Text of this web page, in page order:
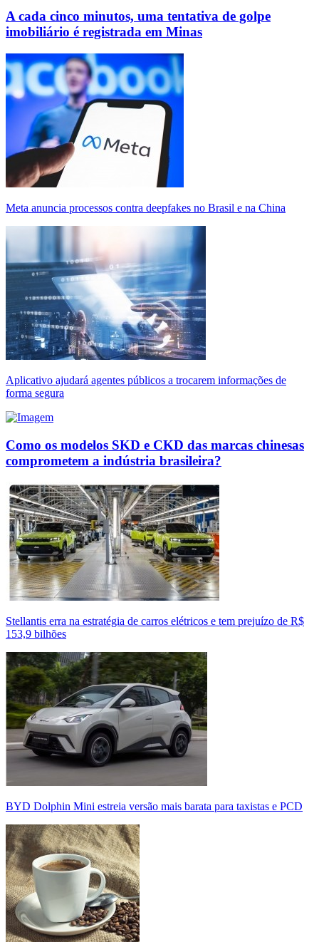
A cada cinco minutos, uma tentativa de golpe
imobiliário é registrada em Minas
Meta anuncia processos contra deepfakes no Brasil e na China
Aplicativo ajudará agentes públicos a trocarem informações de
forma segura
Como os modelos SKD e CKD das marcas chinesas
comprometem a indústria brasileira?
Stellantis erra na estratégia de carros elétricos e tem prejuízo de R$
153,9 bilhões
BYD Dolphin Mini estreia versão mais barata para taxistas e PCD